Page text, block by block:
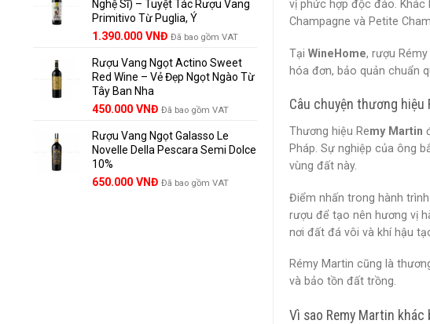
495.000 VNĐ.là:
450.000 VNĐ.
Nghệ Sĩ) – Tuyệt Tác Rượu Vang
Primitivo Từ Puglia, Ý
Giá
là:
1.529.000 VNĐ.
1.390.000 VNĐGiá
tại
là:
Đã bao gồm VAT
Rượu Vang Ngọt Actino Sweet
Red Wine – Vẻ Đẹp Ngọt Ngào Từ
Tây Ban Nha
450.000 VNĐ Đã bao gồm VAT
Rượu Vang Ngọt Galasso Le
Novelle Della Pescara Semi Dolce
10%
650.000 VNĐ Đã bao gồm VAT
vị phức hợp độc đáo.
Champagne và Petite
Tại WineHome, rượu
hóa đơn, bảo quản chuẩn
Câu chuyện thương hiệu
Thương hiệu Remy Martin
Pháp. Sự nghiệp của ông
vùng đất này.
Điểm nhấn trong hành
rượu để tạo nên hương vị
nơi đất đá vôi và khí hậu
Rémy Martin cũng là
và bảo tồn đất trồng.
Vì sao Remy Martin khác